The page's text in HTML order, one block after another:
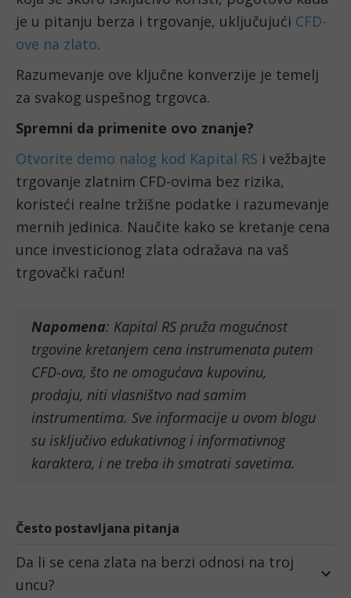
je u pitanju berza i trgovanje, uključujući CFD-
ove na zlato.
Razumevanje ove ključne konverzije je temelj
za svakog uspešnog trgovca.
Spremni da primenite ovo znanje?
Otvorite demo nalog kod Kapital RS i vežbajte
trgovanje zlatnim CFD-ovima bez rizika,
koristeći realne tržišne podatke i razumevanje
mernih jedinica. Naučite kako se kretanje cena
unce investicionog zlata odražava na vaš
trgovački račun!
Napomena: Kapital RS pruža mogućnost
trgovine kretanjem cena instrumenata putem
CFD-ova, što ne omogućava kupovinu,
prodaju, niti vlasništvo nad samim
instrumentima. Sve informacije u ovom blogu
su isključivo edukativnog i informativnog
karaktera, i ne treba ih smatrati savetima.
Često postavljana pitanja
Da li se cena zlata na berzi odnosi na troj
uncu?